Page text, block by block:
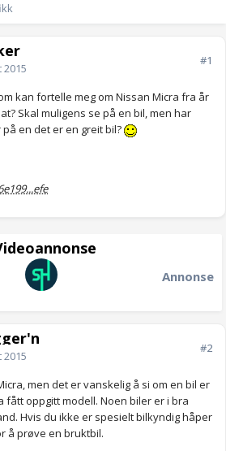
2015
#1
kan fortelle meg om Nissan Micra fra år
Skal muligens se på en bil, men har
en det er en greit bil?
Annonse
2015
#2
men det er vanskelig å si om en bil er
fått oppgitt modell. Noen biler er i bra
Hvis du ikke er spesielt bilkyndig håper
å prøve en bruktbil.